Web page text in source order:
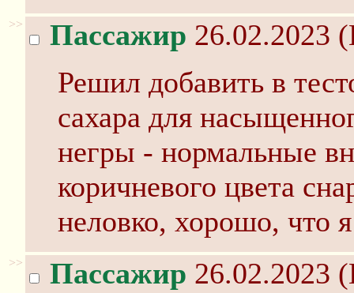
>> Пассажир 26.02.2023
Решил добавить в
сахара для
негры - нормальные
коричневого цвета
неловко, хорошо, что
>> Пассажир 26.02.2023